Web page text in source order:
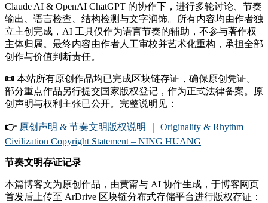
Claude AI & OpenAI ChatGPT 的协作下，进行多轮讨论、节奏
输出、语言检查、结构检测与文字润饰。所有内容均由作者独
立主创完成，AI 工具仅作为语言节奏的辅助，不参与著作权
主体归属。最终内容由作者人工审校并艺术化重构，承担全部
创作与价值判断责任。
📜 本站所有原创作品均已完成区块链存证，确保原创凭证。
部分重点作品另行提交国家版权登记，作为正式法律备案。原
创声明与权利主张已公开。完整说明见：
👉 原创声明 & 节奏文明版权说明 ｜ Originality & Rhythm
Civilization Copyright Statement – NING HUANG
节奏文明存证记录
本篇博客文为原创作品，由黄甯与 AI 协作生成，于博客网页
首发后上传至 ArDrive 区块链分布式存储平台进行版权存证：